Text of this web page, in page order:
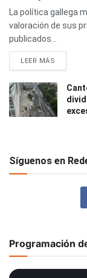
La política gallega
valoración de sus
publicados...
LEER MÁS
Síguenos en
Programación